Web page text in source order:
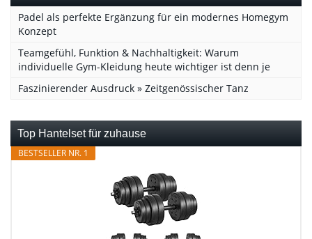
Padel als perfekte Ergänzung für ein modernes Homegym
Konzept
Teamgefühl, Funktion & Nachhaltigkeit: Warum
individuelle Gym-Kleidung heute wichtiger ist denn je
Faszinierender Ausdruck » Zeitgenössischer Tanz
Top Hantelset für zuhause
BESTSELLER NR. 1